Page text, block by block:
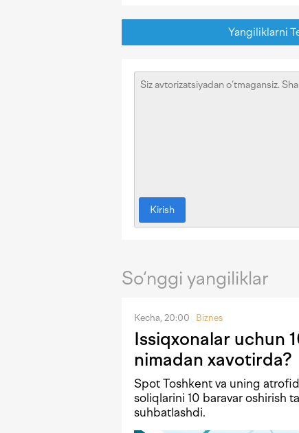
Yangiliklarni
Kirish
So‘nggi yangiliklar
Kecha, 20:00 Biznes
Issiqxonalar uchun
nimadan xavotirda?
Spot Toshkent va uning
soliqlarini 10 baravar oshirish
suhbatlashdi.